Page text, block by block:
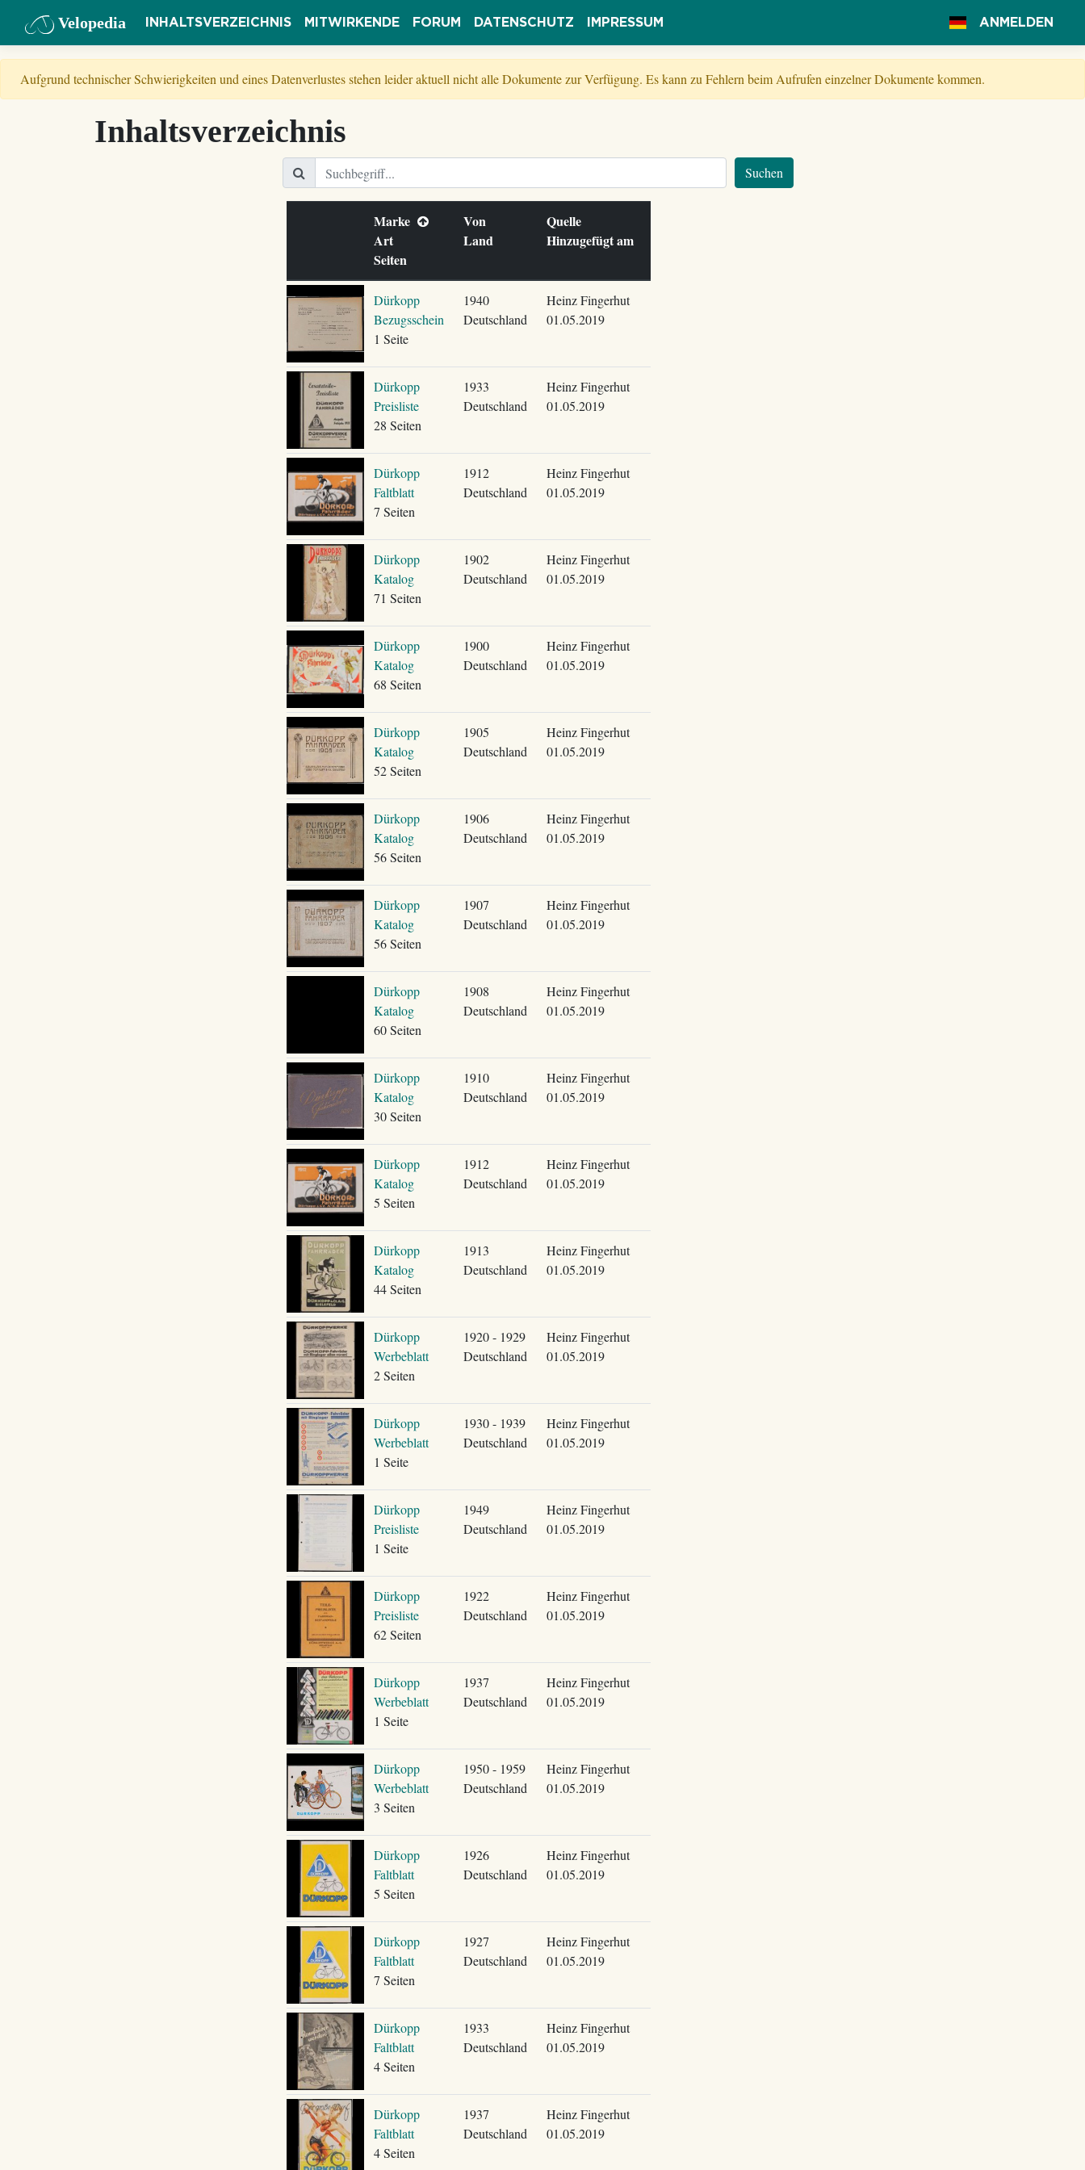
Velopedia INHALTSVERZEICHNIS MITWIRKENDE FORUM DATENSCHUTZ IMPRESSUM ANMELDEN
Aufgrund technischer Schwierigkeiten und eines Datenverlustes stehen leider aktuell nicht alle Dokumente zur Verfügung. Es kann zu Fehlern beim Aufrufen einzelner Dokumente kommen.
Inhaltsverzeichnis
Suchen
Marke
Art
Seiten
Von
Land
Quelle
Hinzugefügt am
Dürkopp
Bezugsschein
1 Seite
1940
Deutschland
Heinz Fingerhut
01.05.2019
Dürkopp
Preisliste
28 Seiten
1933
Deutschland
Heinz Fingerhut
01.05.2019
Dürkopp
Faltblatt
7 Seiten
1912
Deutschland
Heinz Fingerhut
01.05.2019
Dürkopp
Katalog
71 Seiten
1902
Deutschland
Heinz Fingerhut
01.05.2019
Dürkopp
Katalog
68 Seiten
1900
Deutschland
Heinz Fingerhut
01.05.2019
Dürkopp
Katalog
52 Seiten
1905
Deutschland
Heinz Fingerhut
01.05.2019
Dürkopp
Katalog
56 Seiten
1906
Deutschland
Heinz Fingerhut
01.05.2019
Dürkopp
Katalog
56 Seiten
1907
Deutschland
Heinz Fingerhut
01.05.2019
Dürkopp
Katalog
60 Seiten
1908
Deutschland
Heinz Fingerhut
01.05.2019
Dürkopp
Katalog
30 Seiten
1910
Deutschland
Heinz Fingerhut
01.05.2019
Dürkopp
Katalog
5 Seiten
1912
Deutschland
Heinz Fingerhut
01.05.2019
Dürkopp
Katalog
44 Seiten
1913
Deutschland
Heinz Fingerhut
01.05.2019
Dürkopp
Werbeblatt
2 Seiten
1920 - 1929
Deutschland
Heinz Fingerhut
01.05.2019
Dürkopp
Werbeblatt
1 Seite
1930 - 1939
Deutschland
Heinz Fingerhut
01.05.2019
Dürkopp
Preisliste
1 Seite
1949
Deutschland
Heinz Fingerhut
01.05.2019
Dürkopp
Preisliste
62 Seiten
1922
Deutschland
Heinz Fingerhut
01.05.2019
Dürkopp
Werbeblatt
1 Seite
1937
Deutschland
Heinz Fingerhut
01.05.2019
Dürkopp
Werbeblatt
3 Seiten
1950 - 1959
Deutschland
Heinz Fingerhut
01.05.2019
Dürkopp
Faltblatt
5 Seiten
1926
Deutschland
Heinz Fingerhut
01.05.2019
Dürkopp
Faltblatt
7 Seiten
1927
Deutschland
Heinz Fingerhut
01.05.2019
Dürkopp
Faltblatt
4 Seiten
1933
Deutschland
Heinz Fingerhut
01.05.2019
Dürkopp
Faltblatt
4 Seiten
1937
Deutschland
Heinz Fingerhut
01.05.2019